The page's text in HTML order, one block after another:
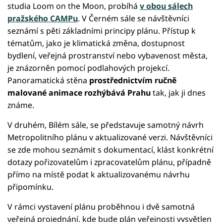
studia Loom on the Moon, probíhá v obou sálech
pražského CAMPu. V Černém sále se návštěvníci
seznámí s pěti základními principy plánu. Přístup k
tématům, jako je klimatická změna, dostupnost
bydlení, veřejná prostranství nebo vybavenost města,
je znázorněn pomocí podlahových projekcí.
Panoramatická stěna prostřednictvím ručně
malované animace rozhýbává Prahutak, jak ji dnes
známe.
V druhém, Bílém sále, se představuje samotný návrh
Metropolitního plánu v aktualizované verzi. Návštěvníci
se zde mohou seznámit s dokumentací, klást konkrétní
dotazy pořizovatelům i zpracovatelům plánu, případně
přímo na místě podat k aktualizovanému návrhu
připomínku.
V rámci vystavení plánu proběhnou i dvě samotná
veřejná projednání, kde bude plán veřejnosti vysvětlen